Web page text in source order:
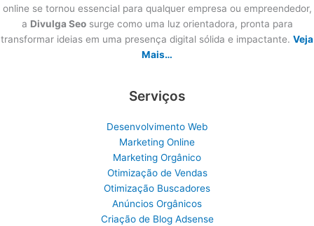
online se tornou essencial para qualquer empresa ou empreendedor,
a Divulga Seosurge como uma luz orientadora, pronta para
transformar ideias em uma presença digital sólida e impactante. Veja
Mais…
Serviços
Desenvolvimento Web
Marketing Online
Marketing Orgânico
Otimização de Vendas
Otimização Buscadores
Anúncios Orgânicos
Criação de Blog Adsense